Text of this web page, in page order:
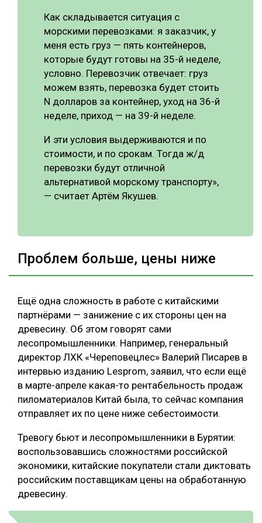
Как складывается ситуация с
морскими перевозками: я заказчик, у
меня есть груз — пять контейнеров,
которые будут готовы на 35-й неделе,
условно. Перевозчик отвечает: груз
можем взять, перевозка будет стоить
N долларов за контейнер, уход на 36-й
неделе, приход — на 39-й неделе.
И эти условия выдерживаются и по
стоимости, и по срокам. Тогда ж/д
перевозки будут отличной
альтернативой морскому транспорту»,
— считает Артём Якушев.
Проблем больше, цены ниже
Ещё одна сложность в работе с китайскими
партнёрами — занижение с их стороны цен на
древесину. Об этом говорят сами
лесопромышленники. Например, генеральный
директор ЛХК «Череповецлес» Валерий Писарев в
интервью изданию Lesprom, заявил, что если ещё
в марте-апреле какая-то рентабельность продаж
пиломатериалов Китай была, то сейчас компания
отправляет их по цене ниже себестоимости.
Тревогу бьют и лесопромышленники в Бурятии:
воспользовавшись сложностями российской
экономики, китайские покупатели стали диктовать
российским поставщикам цены на обработанную
древесину.